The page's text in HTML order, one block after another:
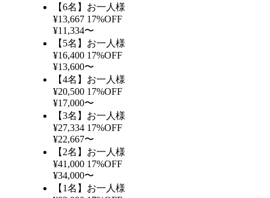
【6名】お一人様
¥13,667 17%OFF
¥11,334〜
【5名】お一人様
¥16,400 17%OFF
¥13,600〜
【4名】お一人様
¥20,500 17%OFF
¥17,000〜
【3名】お一人様
¥27,334 17%OFF
¥22,667〜
【2名】お一人様
¥41,000 17%OFF
¥34,000〜
【1名】お一人様